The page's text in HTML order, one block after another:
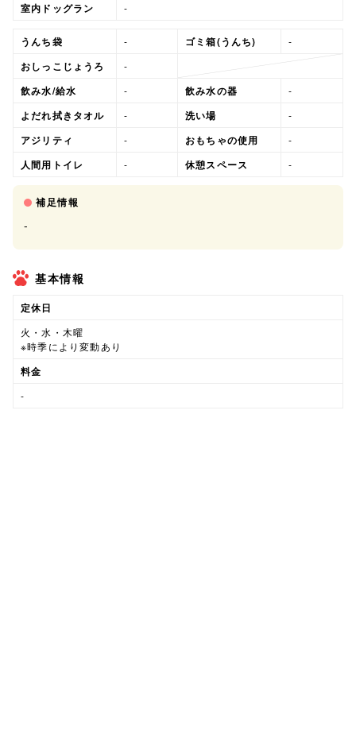
室内ドッグラン -
うんち袋 - ゴミ箱(うんち) -
おしっこじょうろ -
飲み水/給水 - 飲み水の器 -
よだれ拭きタオル - 洗い場 -
アジリティ - おもちゃの使用 -
人間用トイレ - 休憩スペース -
補足情報
-
基本情報
定休日
火・水・木曜
※時季により変動あり
料金
-